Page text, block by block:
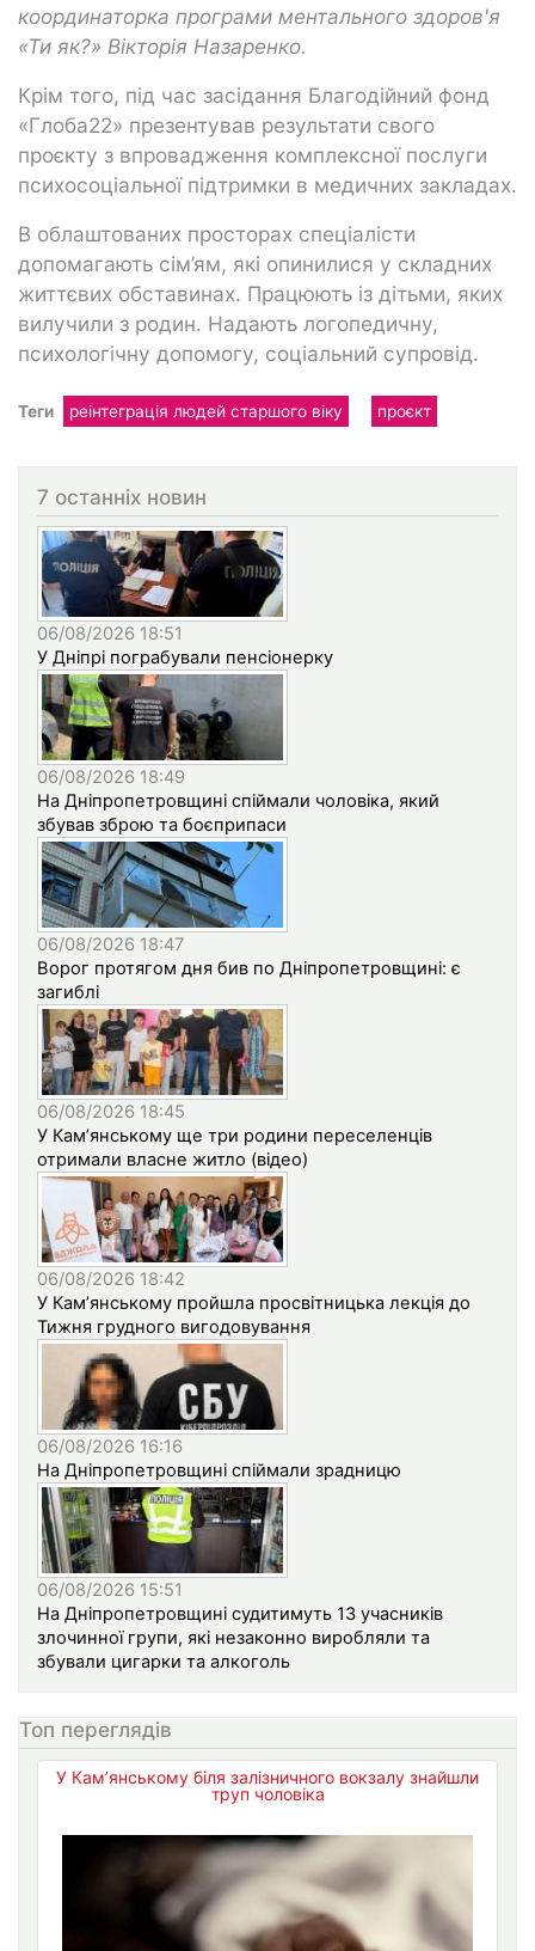
координаторка програми ментального здоров'я
«Ти як?» Вікторія Назаренко.
Крім того, під час засідання Благодійний фонд
«Глоба22» презентував результати свого
проєкту з впровадження комплексної послуги
психосоціальної підтримки в медичних закладах.
В облаштованих просторах спеціалісти
допомагають сім’ям, які опинилися у складних
життєвих обставинах. Працюють із дітьми, яких
вилучили з родин. Надають логопедичну,
психологічну допомогу, соціальний супровід.
Теги реінтеграція людей старшого віку проєкт
7 останніх новин
06/08/2026 18:51
У Дніпрі пограбували пенсіонерку
06/08/2026 18:49
На Дніпропетровщині спіймали чоловіка, який
збував зброю та боєприпаси
06/08/2026 18:47
Ворог протягом дня бив по Дніпропетровщині: є
загиблі
06/08/2026 18:45
У Кам’янському ще три родини переселенців
отримали власне житло (відео)
06/08/2026 18:42
У Кам’янському пройшла просвітницька лекція до
Тижня грудного вигодовування
06/08/2026 16:16
На Дніпропетровщині спіймали зрадницю
06/08/2026 15:51
На Дніпропетровщині судитимуть 13 учасників
злочинної групи, які незаконно виробляли та
збували цигарки та алкоголь
Топ переглядів
У Кам’янському біля залізничного вокзалу знайшли
труп чоловіка